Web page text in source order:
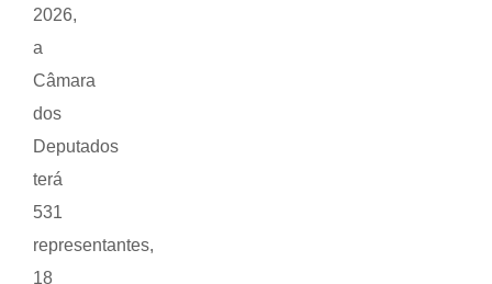
2026,
a
Câmara
dos
Deputados
terá
531
representantes,
18